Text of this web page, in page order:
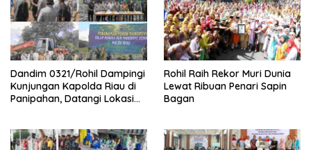
Dandim 0321/Rohil Dampingi
Kunjungan Kapolda Riau di
Panipahan, Datangi Lokasi
Rohil Raih Rekor Muri Dunia
Lewat Ribuan Penari Sapin
Bagan